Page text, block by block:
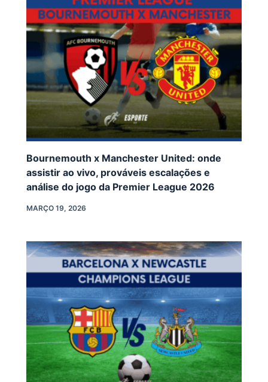
Bournemouth x Manchester United: onde
assistir ao vivo, prováveis escalações e
análise do jogo da Premier League 2026
MARÇO 19, 2026